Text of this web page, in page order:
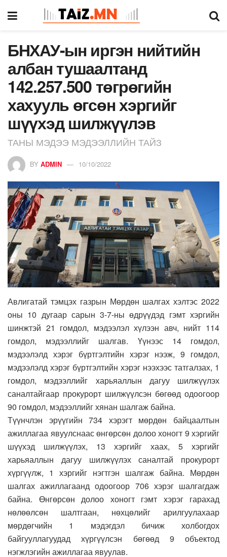
БНХАУ-ын иргэн нийтийн
албан тушаалтанд
142.257.500 төгрөгийн
хахууль өгсөн хэргийг
шүүхэд шилжүүлэв
ТАНЫ МЭДЭЭ МЭДЭЭЛЛИЙН ТАЙЗ
BY ADMIN 10/10/2022
Авлигатай тэмцэх газрын Мөрдөн шалгах хэлтэс 2022
оны 10 дугаар сарын 3-7-ны өдрүүдэд гэмт хэргийн
шинжтэй 21 гомдол, мэдээлэл хүлээн авч, нийт 114
гомдол, мэдээллийг шалгав. Үүнээс 14 гомдол,
мэдээлэлд хэрэг бүртгэлтийн хэрэг нээж, 9 гомдол,
мэдээлэлд хэрэг бүртгэлтийн хэрэг нээхээс татгалзах, 1
гомдол, мэдээллийг харьяаллын дагуу шилжүүлэх
саналтайгаар прокурорт шилжүүлсэн бөгөөд одоогоор
90 гомдол, мэдээллийг хянан шалгаж байна.
Түүнчлэн эрүүгийн 734 хэрэгт мөрдөн байцаалтын
ажиллагаа явуулснаас өнгөрсөн долоо хоногт 9 хэргийг
шүүхэд шилжүүлэх, 13 хэргийг хаах, 5 хэргийг
харьяаллын дагуу шилжүүлэх саналтай прокурорт
хүргүүлж, 1 хэргийг нэгтгэн шалгаж байна. Мөрдөн
шалгах ажиллагаанд одоогоор 706 хэрэг шалгагдаж
байна. Өнгөрсөн долоо хоногт гэмт хэрэг гарахад
нөлөөлсөн шалтгаан, нөхцөлийг арилгуулахаар
мөрдөгчийн 1 мэдэгдэл бичиж холбогдох
байгууллагуудад хүргүүлсэн бөгөөд 9 объектод
нэгжлэгийн ажиллагаа явуулав.